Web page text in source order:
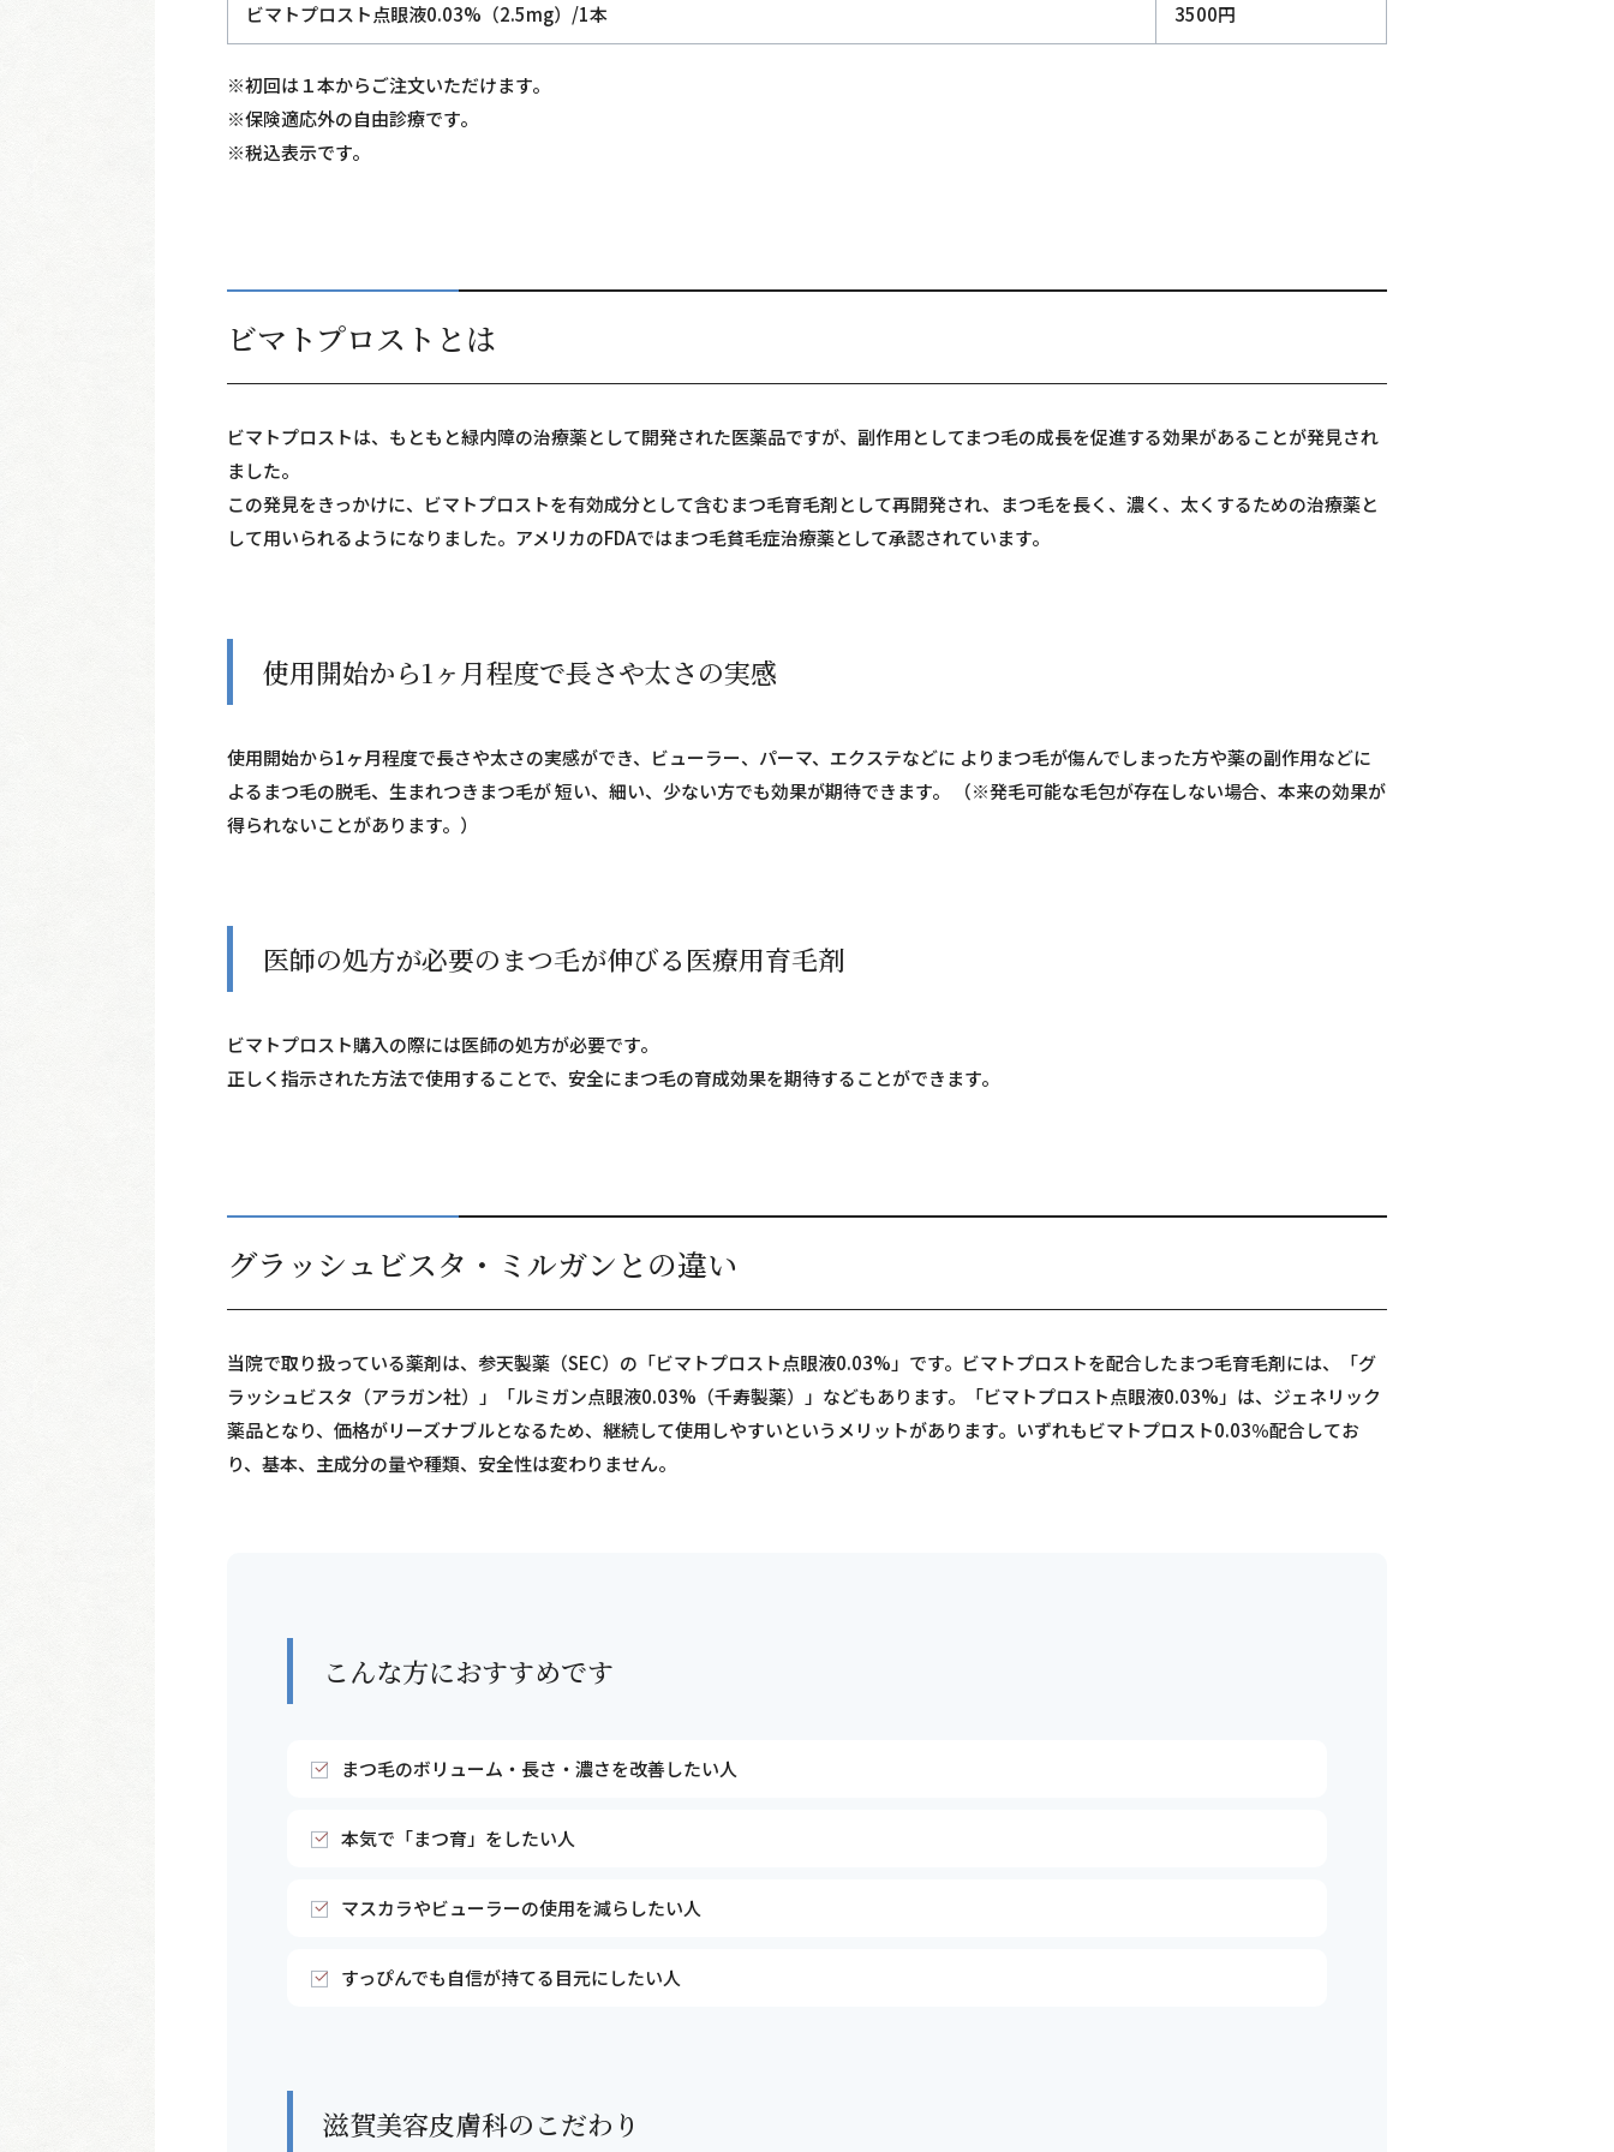
ビマトプロスト点眼液0.03%（2.5mg）/1本 3500円
※初回は１本からご注文いただけます。
※保険適応外の自由診療です。
※税込表示です。
ビマトプロストとは
ビマトプロストは、もともと緑内障の治療薬として開発された医薬品ですが、副作用としてまつ毛の成長を促進する効果があることが発見され
ました。
この発見をきっかけに、ビマトプロストを有効成分として含むまつ毛育毛剤として再開発され、まつ毛を長く、濃く、太くするための治療薬と
して用いられるようになりました。アメリカのFDAではまつ毛貧毛症治療薬として承認されています。
使用開始から1ヶ月程度で長さや太さの実感
使用開始から1ヶ月程度で長さや太さの実感ができ、ビューラー、パーマ、エクステなどに よりまつ毛が傷んでしまった方や薬の副作用などに
よるまつ毛の脱毛、生まれつきまつ毛が 短い、細い、少ない方でも効果が期待できます。 （※発毛可能な毛包が存在しない場合、本来の効果が
得られないことがあります。）
医師の処方が必要のまつ毛が伸びる医療用育毛剤
ビマトプロスト購入の際には医師の処方が必要です。
正しく指示された方法で使用することで、安全にまつ毛の育成効果を期待することができます。
グラッシュビスタ・ミルガンとの違い
当院で取り扱っている薬剤は、参天製薬（SEC）の「ビマトプロスト点眼液0.03%」です。ビマトプロストを配合したまつ毛育毛剤には、「グ
ラッシュビスタ（アラガン社）」「ルミガン点眼液0.03%（千寿製薬）」などもあります。「ビマトプロスト点眼液0.03%」は、ジェネリック
薬品となり、価格がリーズナブルとなるため、継続して使用しやすいというメリットがあります。いずれもビマトプロスト0.03％配合してお
り、基本、主成分の量や種類、安全性は変わりません。
こんな方におすすめです
まつ毛のボリューム・長さ・濃さを改善したい人
本気で「まつ育」をしたい人
マスカラやビューラーの使用を減らしたい人
すっぴんでも自信が持てる目元にしたい人
滋賀美容皮膚科のこだわり